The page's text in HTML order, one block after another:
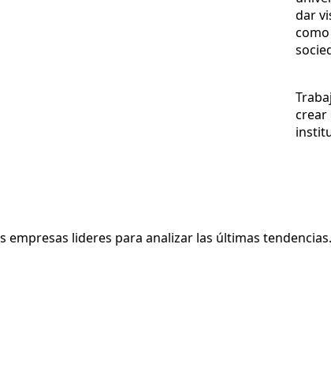
dar
crear
lideres para analizar las últimas tendencias.